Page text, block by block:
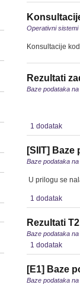
Operativni sistemi
Konsultacije
Rezultati
Baze podataka
1 dodatak
[SIIT] Baze
Baze podataka
U prilogu se
1 dodatak
Rezultati
Baze podataka
1 dodatak
[E1] Baze
Baze podataka